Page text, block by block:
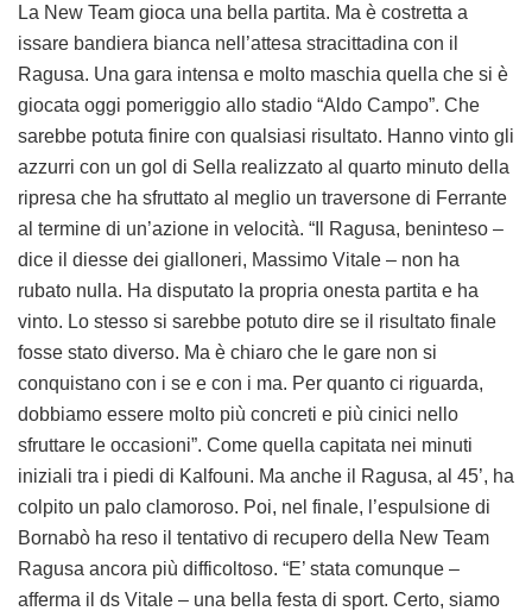
La New Team gioca una bella partita. Ma è costretta a
issare bandiera bianca nell’attesa stracittadina con il
Ragusa. Una gara intensa e molto maschia quella che si è
giocata oggi pomeriggio allo stadio “Aldo Campo”. Che
sarebbe potuta finire con qualsiasi risultato. Hanno vinto gli
azzurri con un gol di Sella realizzato al quarto minuto della
ripresa che ha sfruttato al meglio un traversone di Ferrante
al termine di un’azione in velocità. “Il Ragusa, beninteso –
dice il diesse dei gialloneri, Massimo Vitale – non ha
rubato nulla. Ha disputato la propria onesta partita e ha
vinto. Lo stesso si sarebbe potuto dire se il risultato finale
fosse stato diverso. Ma è chiaro che le gare non si
conquistano con i se e con i ma. Per quanto ci riguarda,
dobbiamo essere molto più concreti e più cinici nello
sfruttare le occasioni”. Come quella capitata nei minuti
iniziali tra i piedi di Kalfouni. Ma anche il Ragusa, al 45’, ha
colpito un palo clamoroso. Poi, nel finale, l’espulsione di
Bornabò ha reso il tentativo di recupero della New Team
Ragusa ancora più difficoltoso. “E’ stata comunque –
afferma il ds Vitale – una bella festa di sport. Certo, siamo